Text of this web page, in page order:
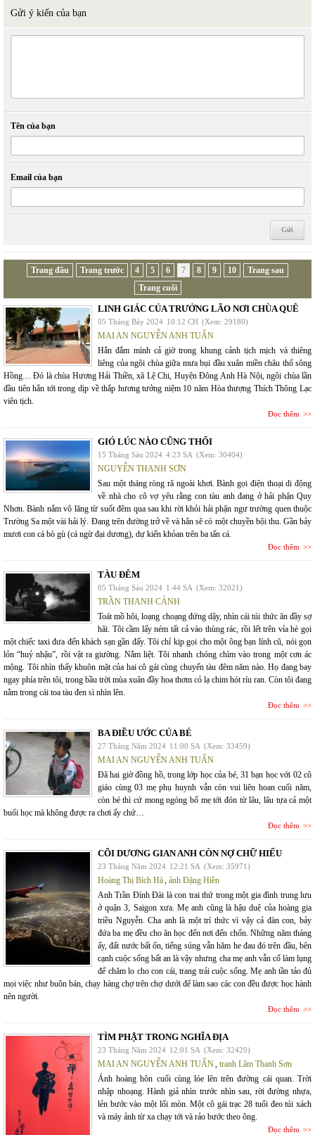
Gửi ý kiến của bạn
Tên của bạn
Email của bạn
Trang đầu Trang trước 4 5 6 7 8 9 10
Trang sau
Trang cuối
LINH GIÁC CỦA TRƯỞNG LÃO NƠI CHÙA QUÊ
05 Tháng Bảy 2024 10:12 CH (Xem: 29180)
MAI AN NGUYỄN ANH TUẤN
Hắn đắm mình cả giờ trong khung cảnh tịch mịch và thiêng
liêng của ngôi chùa giữa mưa bụi đầu xuân miền châu thổ sông
Hồng… Đó là chùa Hương Hải Thiền, xã Lệ Chi, Huyện Đông Anh Hà Nội, ngôi chùa lần
đầu tiên hắn tới trong dịp về thắp hương tưởng niệm 10 năm Hòa thượng Thích Thông Lạc
viên tịch.
Đọc thêm
GIÓ LÚC NÀO CŨNG THỔI
15 Tháng Sáu 2024 4:23 SA (Xem: 30404)
NGUYỄN THANH SƠN
Sau một tháng ròng rã ngoài khơi. Bành gọi điện thoại di động
về nhà cho cô vợ yêu rằng con tàu anh đang ở hải phận Quy
Nhơn. Bành nắm vô lăng từ suốt đêm qua sau khi rời khỏi hải phận ngư trường quen thuộc
Trường Sa một vài hải lý. Đang trên đường trở về và hẳn sẽ có một chuyền bội thu. Gần bảy
mươi con cá bò gù (cá ngừ đại dương), dự kiến khỏan trên ba tấn cá.
Đọc thêm
TÀU ĐÊM
05 Tháng Sáu 2024 1:44 SA (Xem: 32021)
TRẦN THANH CẢNH
Toát mồ hôi, loạng choạng đứng dậy, nhìn cái túi thức ăn đầy sợ
hãi. Tôi cầm lấy ném tất cả vào thùng rác, rồi lết trên vỉa hè gọi
một chiếc taxi đưa đến khách sạn gần đấy. Tôi chỉ kịp gọi cho một ông bạn lính cũ, nói gọn
lỏn “huỷ nhậu”, rồi vật ra giường. Nằm liệt. Tôi nhanh chóng chìm vào trong một cơn ác
mộng. Tôi nhìn thấy khuôn mặt của hai cô gái cùng chuyến tàu đêm năm nào. Họ đang bay
ngay phía trên tôi, trong bầu trời mùa xuân đầy hoa thơm cỏ lạ chim hót ríu ran. Còn tôi đang
nằm trong cái toa tàu đen sì nhìn lên.
Đọc thêm
BA ĐIỀU ƯỚC CỦA BÉ
27 Tháng Năm 2024 11:00 SA (Xem: 33459)
MAI AN NGUYỄN ANH TUẤN
Đã hai giờ đồng hồ, trong lớp học của bé, 31 bạn học với 02 cô
giáo cùng 03 mẹ phụ huynh vẫn còn vui liên hoan cuối năm,
còn bé thì cứ mong ngóng bố mẹ tới đón từ lâu, lâu tựa cả một
buổi học mà không được ra chơi ấy chứ…
Đọc thêm
CÕI DƯƠNG GIAN ANH CÒN NỢ CHỮ HIẾU
23 Tháng Năm 2024 12:21 SA (Xem: 35971)
Hoàng Thị Bích Hà, ảnh Đặng Hiền
Anh Trần Đình Đài là con trai thứ trong một gia đình trung lưu
ở quận 3, Saigon xưa. Mẹ anh cũng là hậu duệ của hoàng gia
triều Nguyễn. Cha anh là một trí thức vì vậy cả đàn con, bảy
đứa ba mẹ đều cho ăn học đến nơi đến chốn. Những năm tháng
ấy, đất nước bất ổn, tiếng súng vẫn hăm he đau đó trên đầu, bên
cạnh cuộc sống bất an là vậy nhưng cha mẹ anh vẫn cố làm lụng
để chăm lo cho con cái, trang trải cuộc sống. Mẹ anh tần tảo đủ
mọi việc như buôn bán, chạy hàng chợ trên chợ dưới để làm sao các con đều được học hành
nên người.
Đọc thêm
TÌM PHẬT TRONG NGHĨA ĐỊA
23 Tháng Năm 2024 12:01 SA (Xem: 32420)
MAI AN NGUYỄN ANH TUẤN, tranh Lâm Thanh Sơn
Ánh hoàng hôn cuối cùng lóe lên trên đường cái quan. Trời
nhập nhoạng. Hành giả nhìn trước nhìn sau, rời đường nhựa,
lẻn bước vào một lối mòn. Một cô gái trạc 28 tuổi đeo túi xách
và máy ảnh từ xa chạy tới và rảo bước theo ông.
Đọc thêm